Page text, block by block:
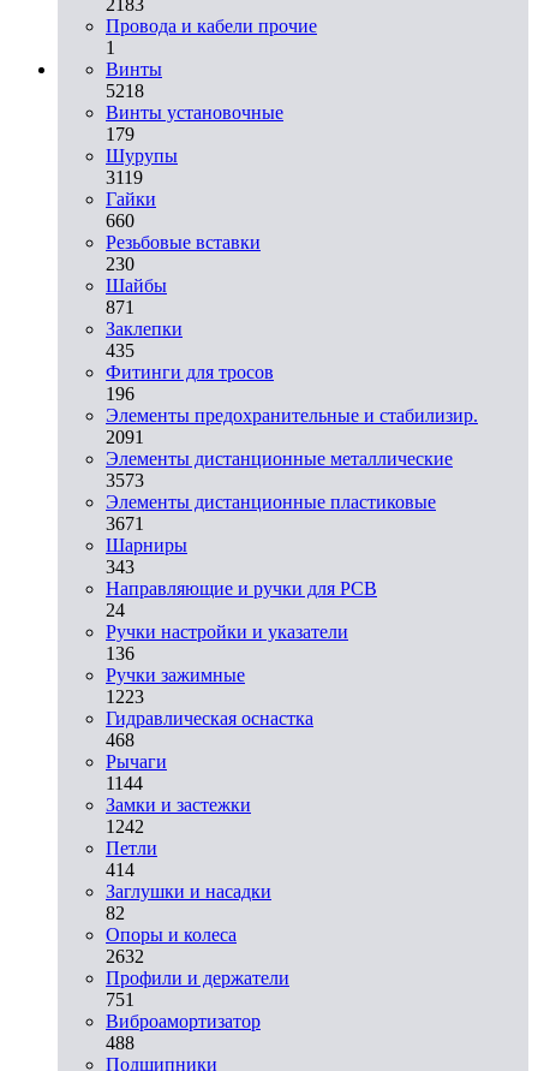
Провода и кабели прочие
1
Винты
5218
Винты установочные
179
Шурупы
3119
Гайки
660
Резьбовые вставки
230
Шайбы
871
Заклепки
435
Фитинги для тросов
196
Элементы предохранительные и стабилизир.
2091
Элементы дистанционные металлические
3573
Элементы дистанционные пластиковые
3671
Шарниры
343
Направляющие и ручки для PCB
24
Ручки настройки и указатели
136
Ручки зажимные
1223
Гидравлическая оснастка
468
Рычаги
1144
Замки и застежки
1242
Петли
414
Заглушки и насадки
82
Опоры и колеса
2632
Профили и держатели
751
Виброамортизатор
488
Подшипники